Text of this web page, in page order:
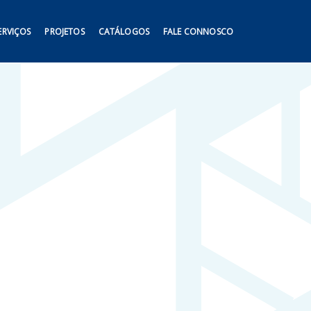
PROJETOS CATÁLOGOS FALE CONNOSCO